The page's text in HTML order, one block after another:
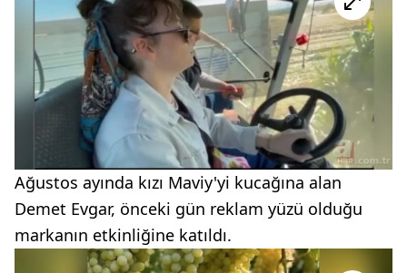
Ağustos ayında kızı Maviy'yi kucağına alan
Demet Evgar, önceki gün reklam yüzü olduğu
markanın etkinliğine katıldı.